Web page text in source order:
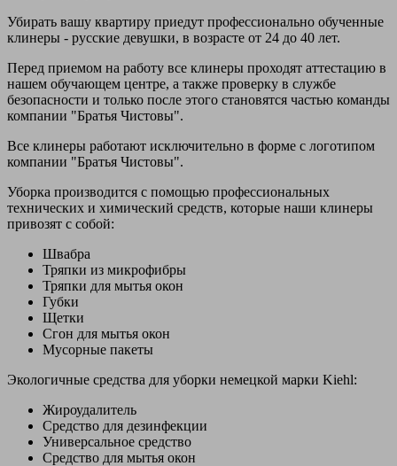
Убирать вашу квартиру приедут профессионально обученные
клинеры - русские девушки, в возрасте от 24 до 40 лет.
Перед приемом на работу все клинеры проходят аттестацию в
нашем обучающем центре, а также проверку в службе
безопасности и только после этого становятся частью команды
компании "Братья Чистовы".
Все клинеры работают исключительно в форме с логотипом
компании "Братья Чистовы".
Уборка производится с помощью профессиональных
технических и химический средств, которые наши клинеры
привозят с собой:
Швабра
Тряпки из микрофибры
Тряпки для мытья окон
Губки
Щетки
Сгон для мытья окон
Мусорные пакеты
Экологичные средства для уборки немецкой марки Kiehl:
Жироудалитель
Средство для дезинфекции
Универсальное средство
Средство для мытья окон